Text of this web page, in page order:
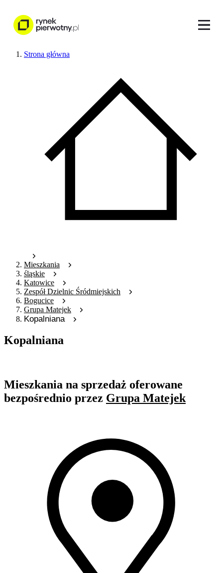
Strona główna
Mieszkania
śląskie
Katowice
Zespół Dzielnic Śródmiejskich
Bogucice
Grupa Matejek
Kopalniana
Kopalniana
Mieszkania na sprzedaż oferowane
bezpośrednio przez Grupa Matejek